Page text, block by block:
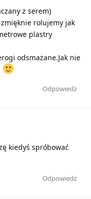
z serem)
rolujemy jak
plastry
odsmażane.Jak nie
Odpowiedz
kiedyś spróbować
Odpowiedz